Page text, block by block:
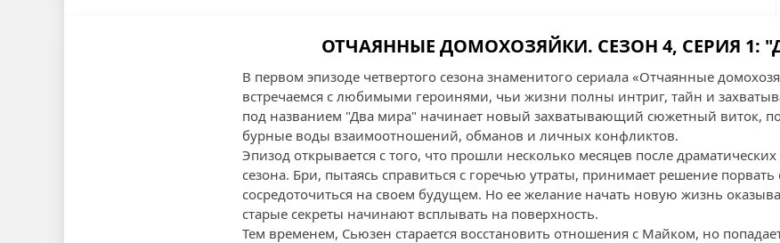
ОТЧАЯННЫЕ ДОМОХОЗЯЙКИ. СЕЗОН 4, СЕРИЯ 1:
В первом эпизоде четвертого сезона знаменитого сериала «Отчаянные
встречаемся с любимыми героинями, чьи жизни полны интриг, тайн и
под названием "Два мира" начинает новый захватывающий сюжетный виток,
бурные воды взаимоотношений, обманов и личных конфликтов.
Эпизод открывается с того, что прошли несколько месяцев после
сезона. Бри, пытаясь справиться с горечью утраты, принимает решение
сосредоточиться на своем будущем. Но ее желание начать новую жизнь
старые секреты начинают всплывать на поверхность.
Тем временем, Сьюзен старается восстановить отношения с Майком, но